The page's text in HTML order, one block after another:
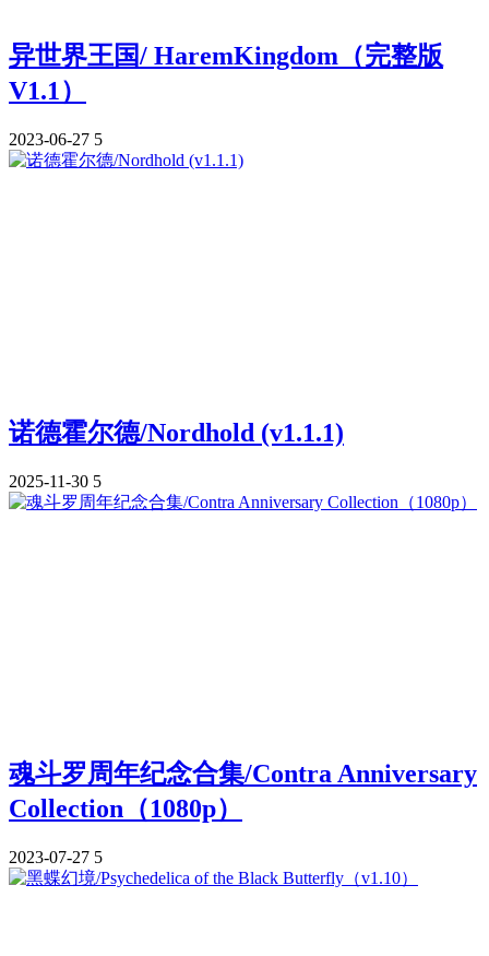
异世界王国/ HaremKingdom（完整版
V1.1）
2023-06-27 5
诺德霍尔德/Nordhold (v1.1.1)
2025-11-30 5
魂斗罗周年纪念合集/Contra Anniversary
Collection（1080p）
2023-07-27 5